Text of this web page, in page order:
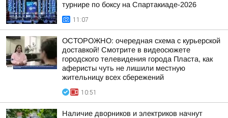
турнире по боксу на Спартакиаде-2026
11:07
ОСТОРОЖНО: очередная схема с курьерской
доставкой! Смотрите в видеосюжете
городского телевидения города Пласта, как
аферисты чуть не лишили местную
жительницу всех сбережений
10:51
Наличие дворников и электриков начнут